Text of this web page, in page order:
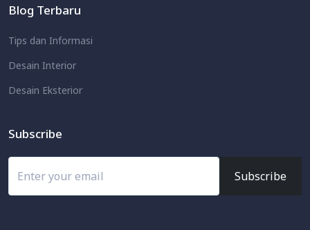
Blog Terbaru
Tips dan Informasi
Desain Interior
Desain Eksterior
Subscribe
Subscribe